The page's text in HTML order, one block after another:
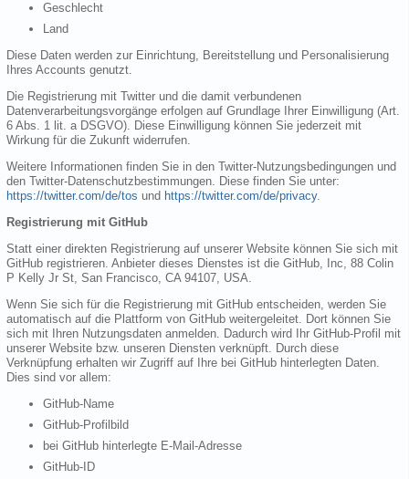
Geschlecht
Land
Diese Daten werden zur Einrichtung, Bereitstellung und Personalisierung
Ihres Accounts genutzt.
Die Registrierung mit Twitter und die damit verbundenen
Datenverarbeitungsvorgänge erfolgen auf Grundlage Ihrer Einwilligung (Art.
6 Abs. 1 lit. a DSGVO). Diese Einwilligung können Sie jederzeit mit
Wirkung für die Zukunft widerrufen.
Weitere Informationen finden Sie in den Twitter-Nutzungsbedingungen und
den Twitter-Datenschutzbestimmungen. Diese finden Sie unter:
https://twitter.com/de/tos und https://twitter.com/de/privacy.
Registrierung mit GitHub
Statt einer direkten Registrierung auf unserer Website können Sie sich mit
GitHub registrieren. Anbieter dieses Dienstes ist die GitHub, Inc, 88 Colin
P Kelly Jr St, San Francisco, CA 94107, USA.
Wenn Sie sich für die Registrierung mit GitHub entscheiden, werden Sie
automatisch auf die Plattform von GitHub weitergeleitet. Dort können Sie
sich mit Ihren Nutzungsdaten anmelden. Dadurch wird Ihr GitHub-Profil mit
unserer Website bzw. unseren Diensten verknüpft. Durch diese
Verknüpfung erhalten wir Zugriff auf Ihre bei GitHub hinterlegten Daten.
Dies sind vor allem:
GitHub-Name
GitHub-Profilbild
bei GitHub hinterlegte E-Mail-Adresse
GitHub-ID